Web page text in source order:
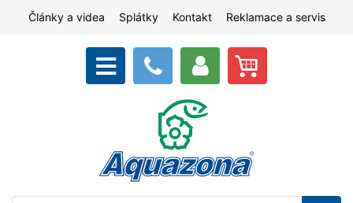
Články a videa Splátky Kontakt Reklamace a servis